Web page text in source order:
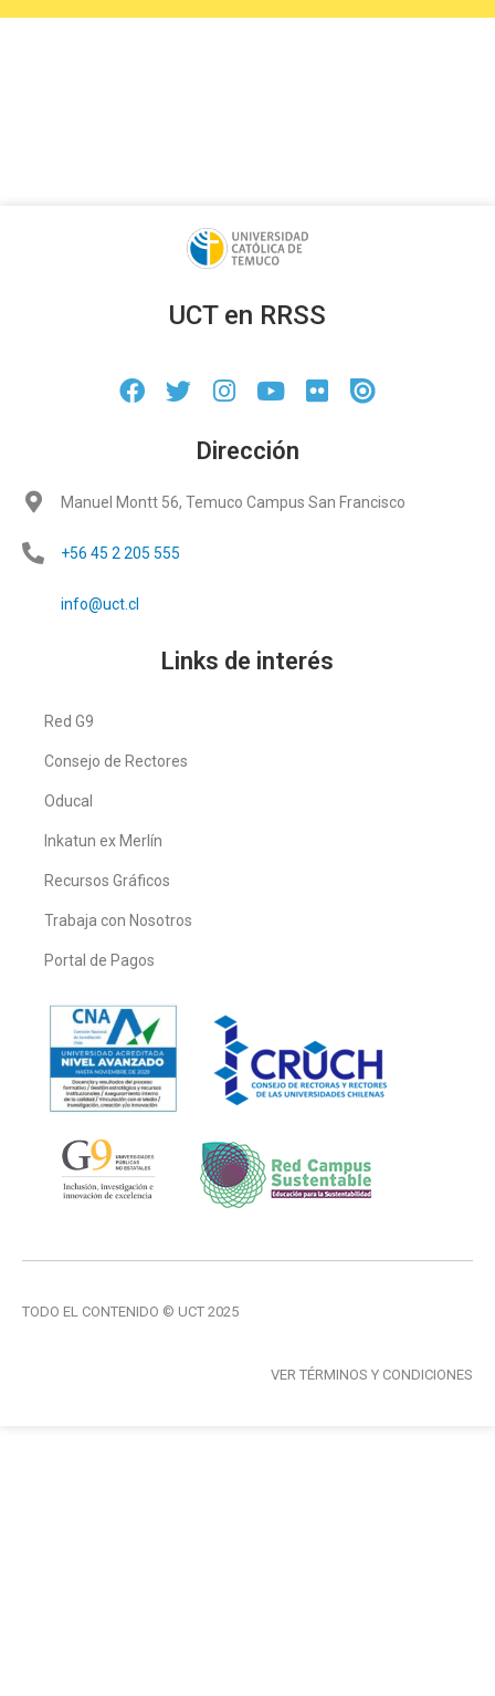
UCT en RRSS
Dirección
Manuel Montt 56, Temuco Campus San Francisco
+56 45 2 205 555
info@uct.cl
Links de interés
Red G9
Consejo de Rectores
Oducal
Inkatun ex Merlín
Recursos Gráficos
Trabaja con Nosotros
Portal de Pagos
TODO EL CONTENIDO © UCT 2025
VER TÉRMINOS Y CONDICIONES